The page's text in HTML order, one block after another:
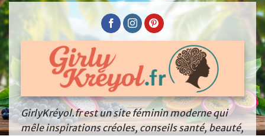
GirlyKréyol.fr est un site féminin moderne qui
mêle inspirations créoles, conseils santé, beauté,